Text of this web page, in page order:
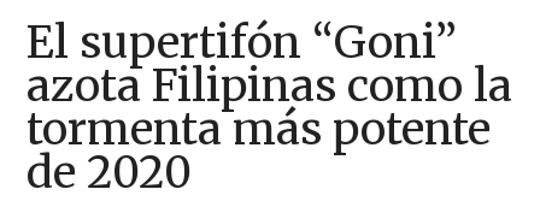
El supertifón “Goni”
azota Filipinas como la
tormenta más potente
de 2020